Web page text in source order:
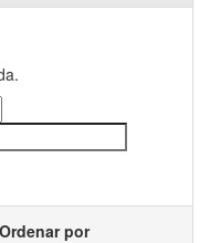
Ordenar por